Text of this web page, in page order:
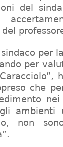
del
del
per
per
che
ambienti
non